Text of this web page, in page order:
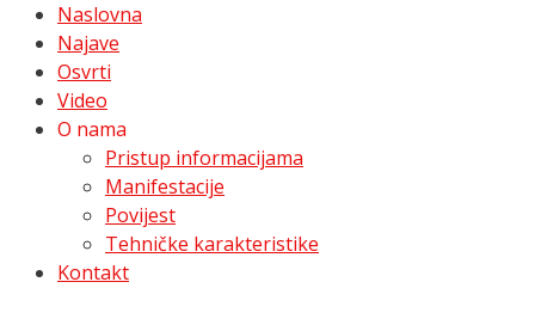
Naslovna
Najave
Osvrti
Video
O nama
Pristup informacijama
Manifestacije
Povijest
Tehničke karakteristike
Kontakt